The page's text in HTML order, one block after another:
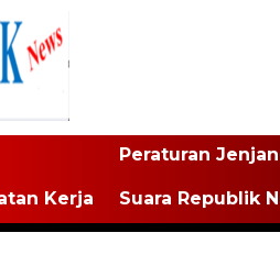
Kerja
Peraturan
Suara Republik